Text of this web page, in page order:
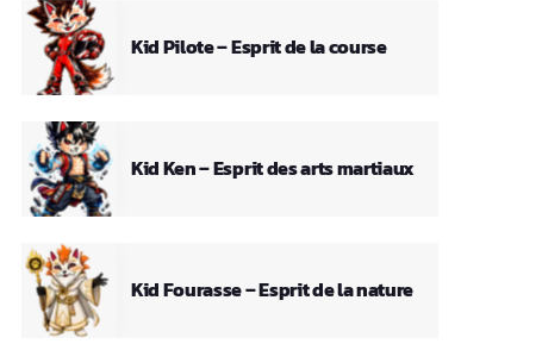
Kid Pilote – Esprit de la course
Kid Ken – Esprit des arts martiaux
Kid Fourasse – Esprit de la nature